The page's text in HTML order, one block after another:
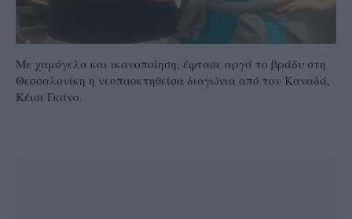
Με χαμόγελα και ικανοποίηση, έφτασε αργά το βράδυ στη
Θεσσαλονίκη η νεοπαοκτηθείσα διαγώνια από τον Καναδά,
Κέισι Γκάνο.